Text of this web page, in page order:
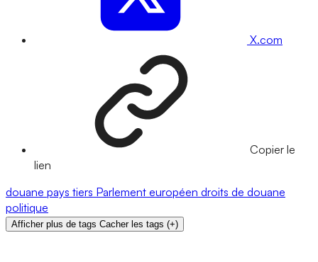
X.com
Copier le
lien
douane pays tiers Parlement européen droits de douane
politique
Afficher plus de tags Cacher les tags (+)